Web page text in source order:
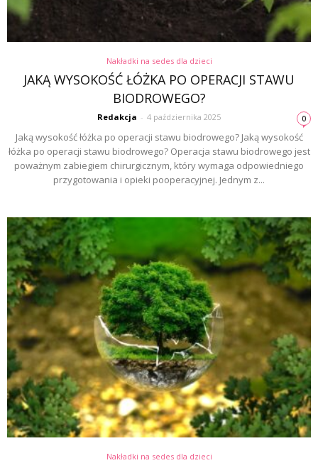
Nakładki na sedes dla dzieci
JAKĄ WYSOKOŚĆ ŁÓŻKA PO OPERACJI STAWU
BIODROWEGO?
Redakcja - 4 października 2025 0
Jaką wysokość łóżka po operacji stawu biodrowego? Jaką wysokość
łóżka po operacji stawu biodrowego? Operacja stawu biodrowego jest
poważnym zabiegiem chirurgicznym, który wymaga odpowiedniego
przygotowania i opieki pooperacyjnej. Jednym z...
Nakładki na sedes dla dzieci